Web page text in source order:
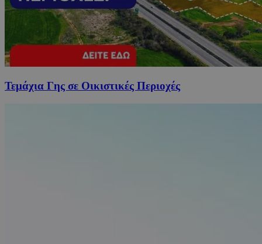
Τεμάχια Γης σε Οικιστικές Περιοχές